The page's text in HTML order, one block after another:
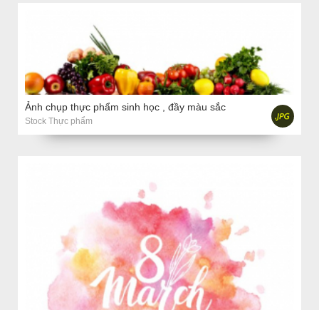
Ảnh chụp thực phẩm sinh học , đầy màu sắc
Stock Thực phẩm